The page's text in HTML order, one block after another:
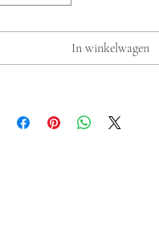
environ 7-8cm
In winkelwagen